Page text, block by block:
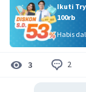
Ikuti
100rb
Habis
3 2